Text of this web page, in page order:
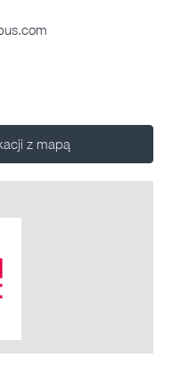
z mapą